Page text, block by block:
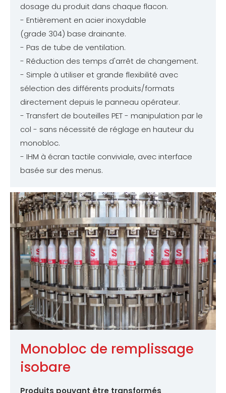
dosage du produit dans chaque flacon.
- Entièrement en acier inoxydable
(grade 304) base drainante.
- Pas de tube de ventilation.
- Réduction des temps d'arrêt de changement.
- Simple à utiliser et grande flexibilité avec
sélection des différents produits/formats
directement depuis le panneau opérateur.
- Transfert de bouteilles PET - manipulation par le
col - sans nécessité de réglage en hauteur du
monobloc.
- IHM à écran tactile conviviale, avec interface
basée sur des menus.
Monobloc de remplissage
isobare
Produits pouvant être transformés